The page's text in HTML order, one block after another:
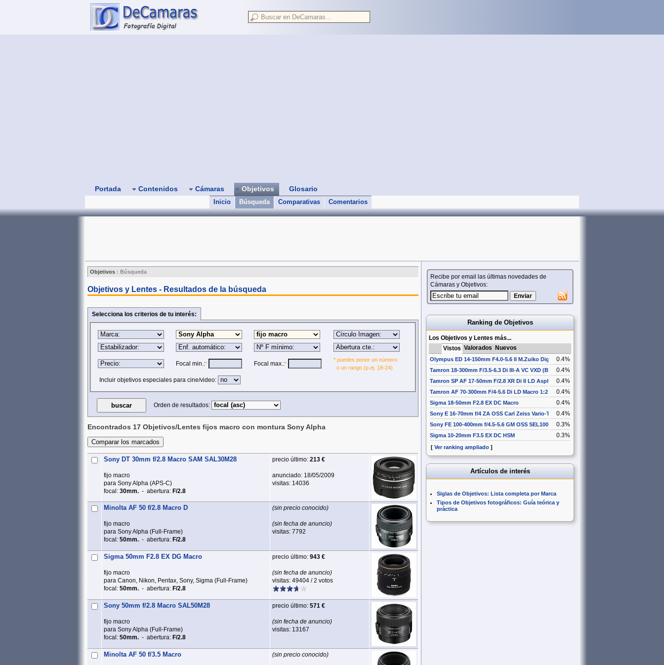
Portada Contenidos Cámaras Objetivos
Inicio Búsqueda Comparativas Comentarios
Glosario
Objetivos : Búsqueda
Objetivos y Lentes - Resultados de la búsqueda
Selecciona los criterios de tu interés:
Focal min.:* Focal max.:*
* puedes poner un número
o un rango (p.ej. 18-24)
Incluir objetivos especiales para cine/video:
Orden de resultados:
Encontrados 17 Objetivos/Lentes fijos macro con montura Sony Alpha
Sony DT 30mm f/2.8 Macro SAM SAL30M28
fijo macro
para Sony Alpha (APS‑C)
focal: 30mm. - abertura: F/2.8
precio último: 213 €
anunciado: 18/05/2009
visitas: 14036
Minolta AF 50 f/2.8 Macro D
fijo macro
para Sony Alpha (Full‑Frame)
focal: 50mm. - abertura: F/2.8
(sin precio conocido)
(sin fecha de anuncio)
visitas: 7792
Sigma 50mm F2.8 EX DG Macro
fijo macro
para Canon, Nikon, Pentax, Sony, Sigma (Full‑Frame)
focal: 50mm. - abertura: F/2.8
precio último: 943 €
(sin fecha de anuncio)
visitas: 49404 / 2 votos
Sony 50mm f/2.8 Macro SAL50M28
fijo macro
para Sony Alpha (Full‑Frame)
focal: 50mm. - abertura: F/2.8
precio último: 571 €
(sin fecha de anuncio)
visitas: 13167
Minolta AF 50 f/3.5 Macro (sin precio conocido)
Recibe por email las últimas novedades de
Cámaras y Objetivos:
Ranking de Objetivos
Los Objetivos y Lentes más...
Vistos Valorados Nuevos
Olympus ED 14-150mm F4.0-5.6 II M.Zuiko Digital0.4%
Tamron 18-300mm F/3.5-6.3 Di III-A VC VXD (B061)0.4%
Tamron SP AF 17-50mm F/2.8 XR Di II LD Aspherical [IF]
0.4%
Tamron AF 70-300mm F/4-5.6 Di LD Macro 1:2 0.4%
Sigma 18-50mm F2.8 EX DC Macro 0.4%
Sony E 16-70mm f/4 ZA OSS Carl Zeiss Vario-Tessar T* SEL1670Z
0.4%
Sony FE 100-400mm f/4.5-5.6 GM OSS SEL100400GM
0.3%
Sigma 10-20mm F3.5 EX DC HSM 0.3%
[ Ver ranking ampliado ]
Artículos de interés
Siglas de Objetivos: Lista completa por Marca
Tipos de Objetivos fotográficos: Guía teórica y
práctica